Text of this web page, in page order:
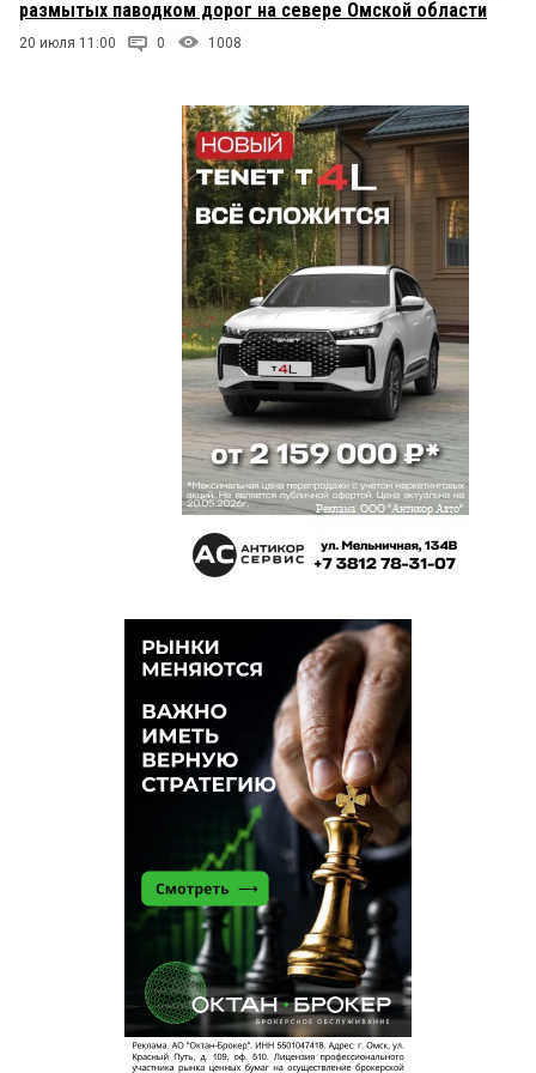
дисциплинировать их по поводу уборки
прилегающих к их бизнесам территорий, за
Олег Лизгунов 30 апреля 2023 в 16:28:
" – Но вообще… сегодня мы остановку помыли, а
завтра она уже облеплена. Нас никогда не хватит
с таким отношением омичей к имуществу города.
Вандализм идет сумасшедший." А вот это точно!!!
Ну всё, везде и всегда заклеено и разрисовано
всякой мерзостью! Сил городских структур на
очистку от этого безобразия точно никогда не
хватит. К совести взывать — похоже бесполезно.
Из года в год одна и та же история. Что-то надо
делать! Как-то этих «художников» и
«наклейщиков» надо отлавливать! И беспощадно
и СЕРЬЕЗНО (не символически) штрафовать.
Виктория 30 апреля 2023 в 16:17:
Уважаемая Галина Максимовна, межремонтные
сроки давно изменились. Просто нужно
качественно работать.
размытых паводком дорог на севере Омской области
20 июля 11:00 0 1008